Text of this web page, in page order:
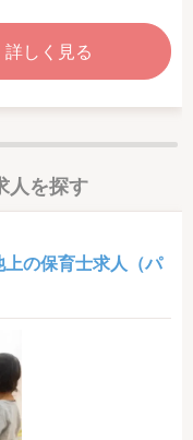
詳しく見る
人を探す
の保育士求人（パ